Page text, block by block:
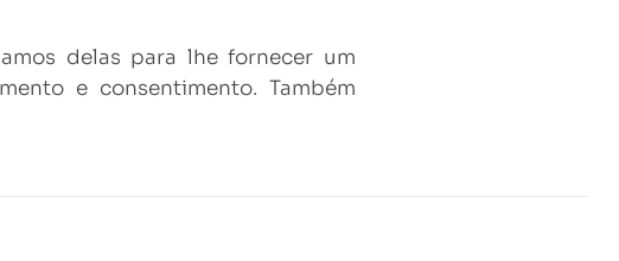
delas para lhe fornecer um
e consentimento. Também